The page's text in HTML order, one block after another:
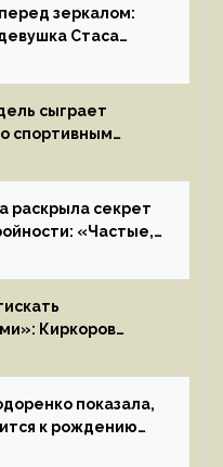
зеркалом:
Стаса
сыграет
спортивным
раскрыла секрет
«Частые,
Киркоров
особе
показала,
к рождению